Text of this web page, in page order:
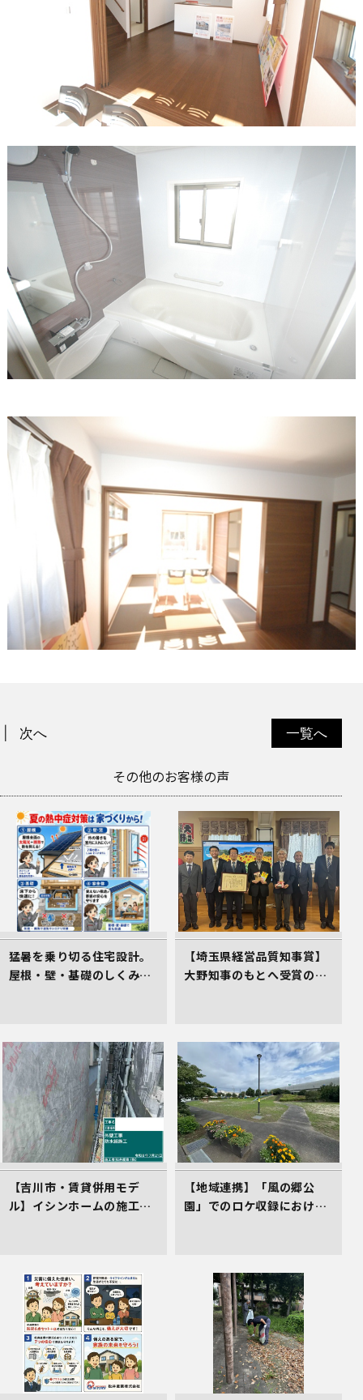
一覧へ
次へ
その他のお客様の声
猛暑を乗り切る住宅設計。
屋根・壁・基礎のしくみが
【埼玉県経営品質知事賞】
大野知事のもとへ受賞の御
【吉川市・賃貸併用モデ
ル】イシンホームの施工現
【地域連携】「風の郷公
園」でのロケ収録における